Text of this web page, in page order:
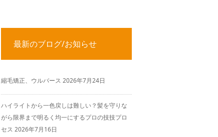
最新のブログ/お知らせ
縮毛矯正、ウルバース 2026年7月24日
ハイライトから一色戻しは難しい？髪を守りな
がら限界まで明るく均一にするプロの技技プロ
セス 2026年7月16日